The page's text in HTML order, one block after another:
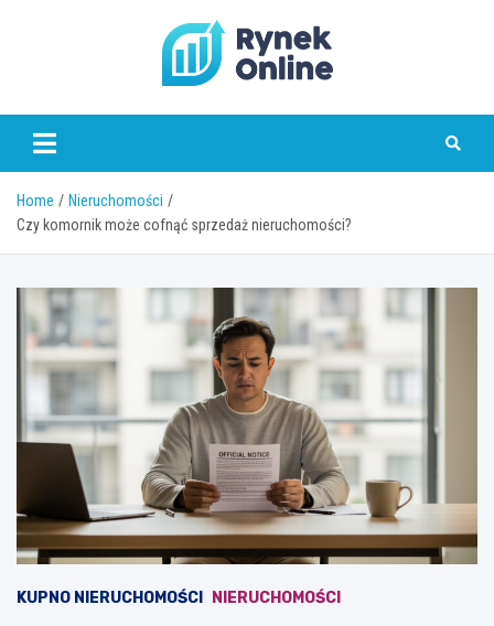
www.rynekonline.pl
Home
Nieruchomości
Czy komornik może cofnąć sprzedaż nieruchomości?
KUPNO NIERUCHOMOŚCI NIERUCHOMOŚCI